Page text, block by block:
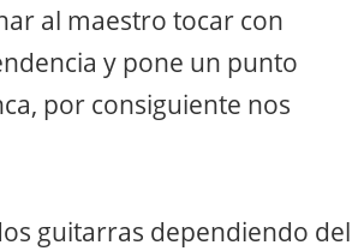
al maestro tocar con
y pone un punto
por consiguiente nos
guitarras dependiendo del